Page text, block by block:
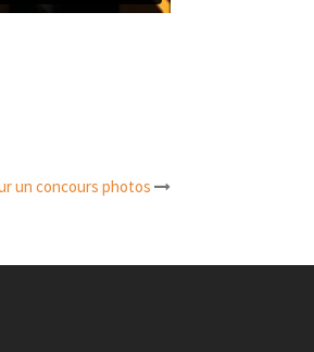
un concours photos